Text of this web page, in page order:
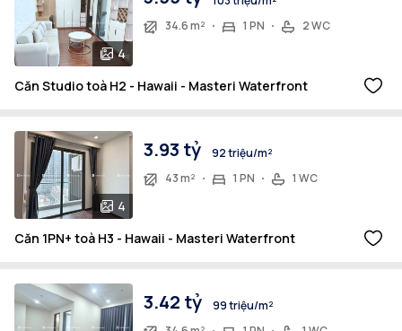
4
34.6 m²
1 PN 2 WC
Căn Studio toà H2 - Hawaii - Masteri Waterfront
4
3.93 tỷ
92 triệu/m²
43 m²
1 PN 1 WC
Căn 1PN+ toà H3 - Hawaii - Masteri Waterfront
3.42 tỷ
99 triệu/m²